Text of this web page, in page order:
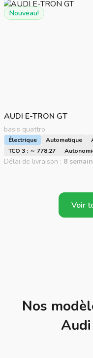
Nouveau!
AUDI E-TRON GT
basis quattro
Électrique Automatique
TCO 3 : ～ 778.27
Délai de livraison : 8
Voir
Nos